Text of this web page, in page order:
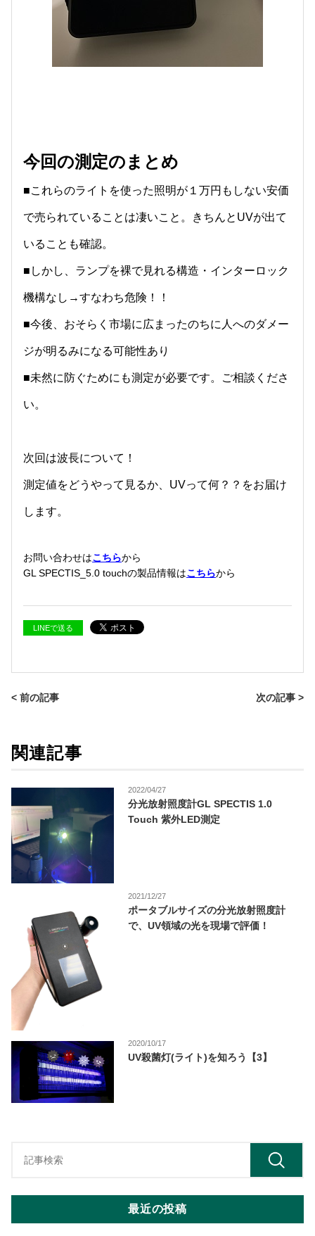
今回の測定のまとめ
■これらのライトを使った照明が１万円もしない安価
で売られていることは凄いこと。きちんとUVが出て
いることも確認。
■しかし、ランプを裸で見れる構造・インターロック
機構なし→すなわち危険！！
■今後、おそらく市場に広まったのちに人へのダメー
ジが明るみになる可能性あり
■未然に防ぐためにも測定が必要です。ご相談くださ
い。
次回は波長について！
測定値をどうやって見るか、UVって何？？をお届け
します。
お問い合わせはこちらから
GL SPECTIS_5.0 touchの製品情報はこちらから
LINEで送る
< 前の記事 次の記事 >
関連記事
2022/04/27
分光放射照度計GL SPECTIS 1.0
Touch 紫外LED測定
2021/12/27
ポータブルサイズの分光放射照度計
で、UV領域の光を現場で評価！
2020/10/17
UV殺菌灯(ライト)を知ろう【3】
最近の投稿